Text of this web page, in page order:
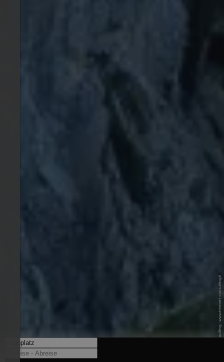
© Internet Consulting - www.internet-consulting.it